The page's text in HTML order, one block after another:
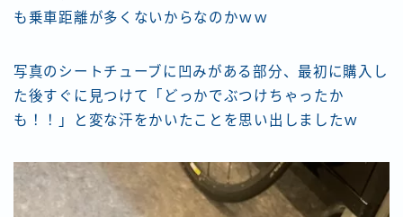
も乗車距離が多くないからなのかｗｗ
写真のシートチューブに凹みがある部分、最初に購入し
た後すぐに見つけて「どっかでぶつけちゃったか
も！！」と変な汗をかいたことを思い出しましたｗ